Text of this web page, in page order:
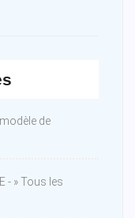
de
- » Tous les